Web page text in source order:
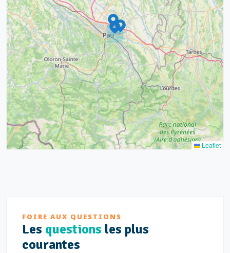
2
3
12
4
7
16
9
Leaflet
FOIRE AUX QUESTIONS
Les questions les plus
courantes